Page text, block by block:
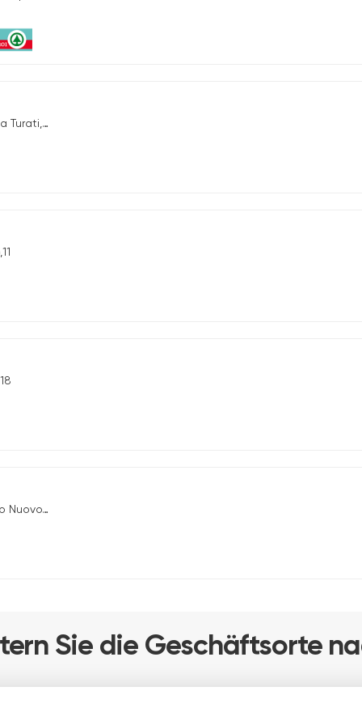
Turati, 2-4
50
Sie die Geschäftsorte